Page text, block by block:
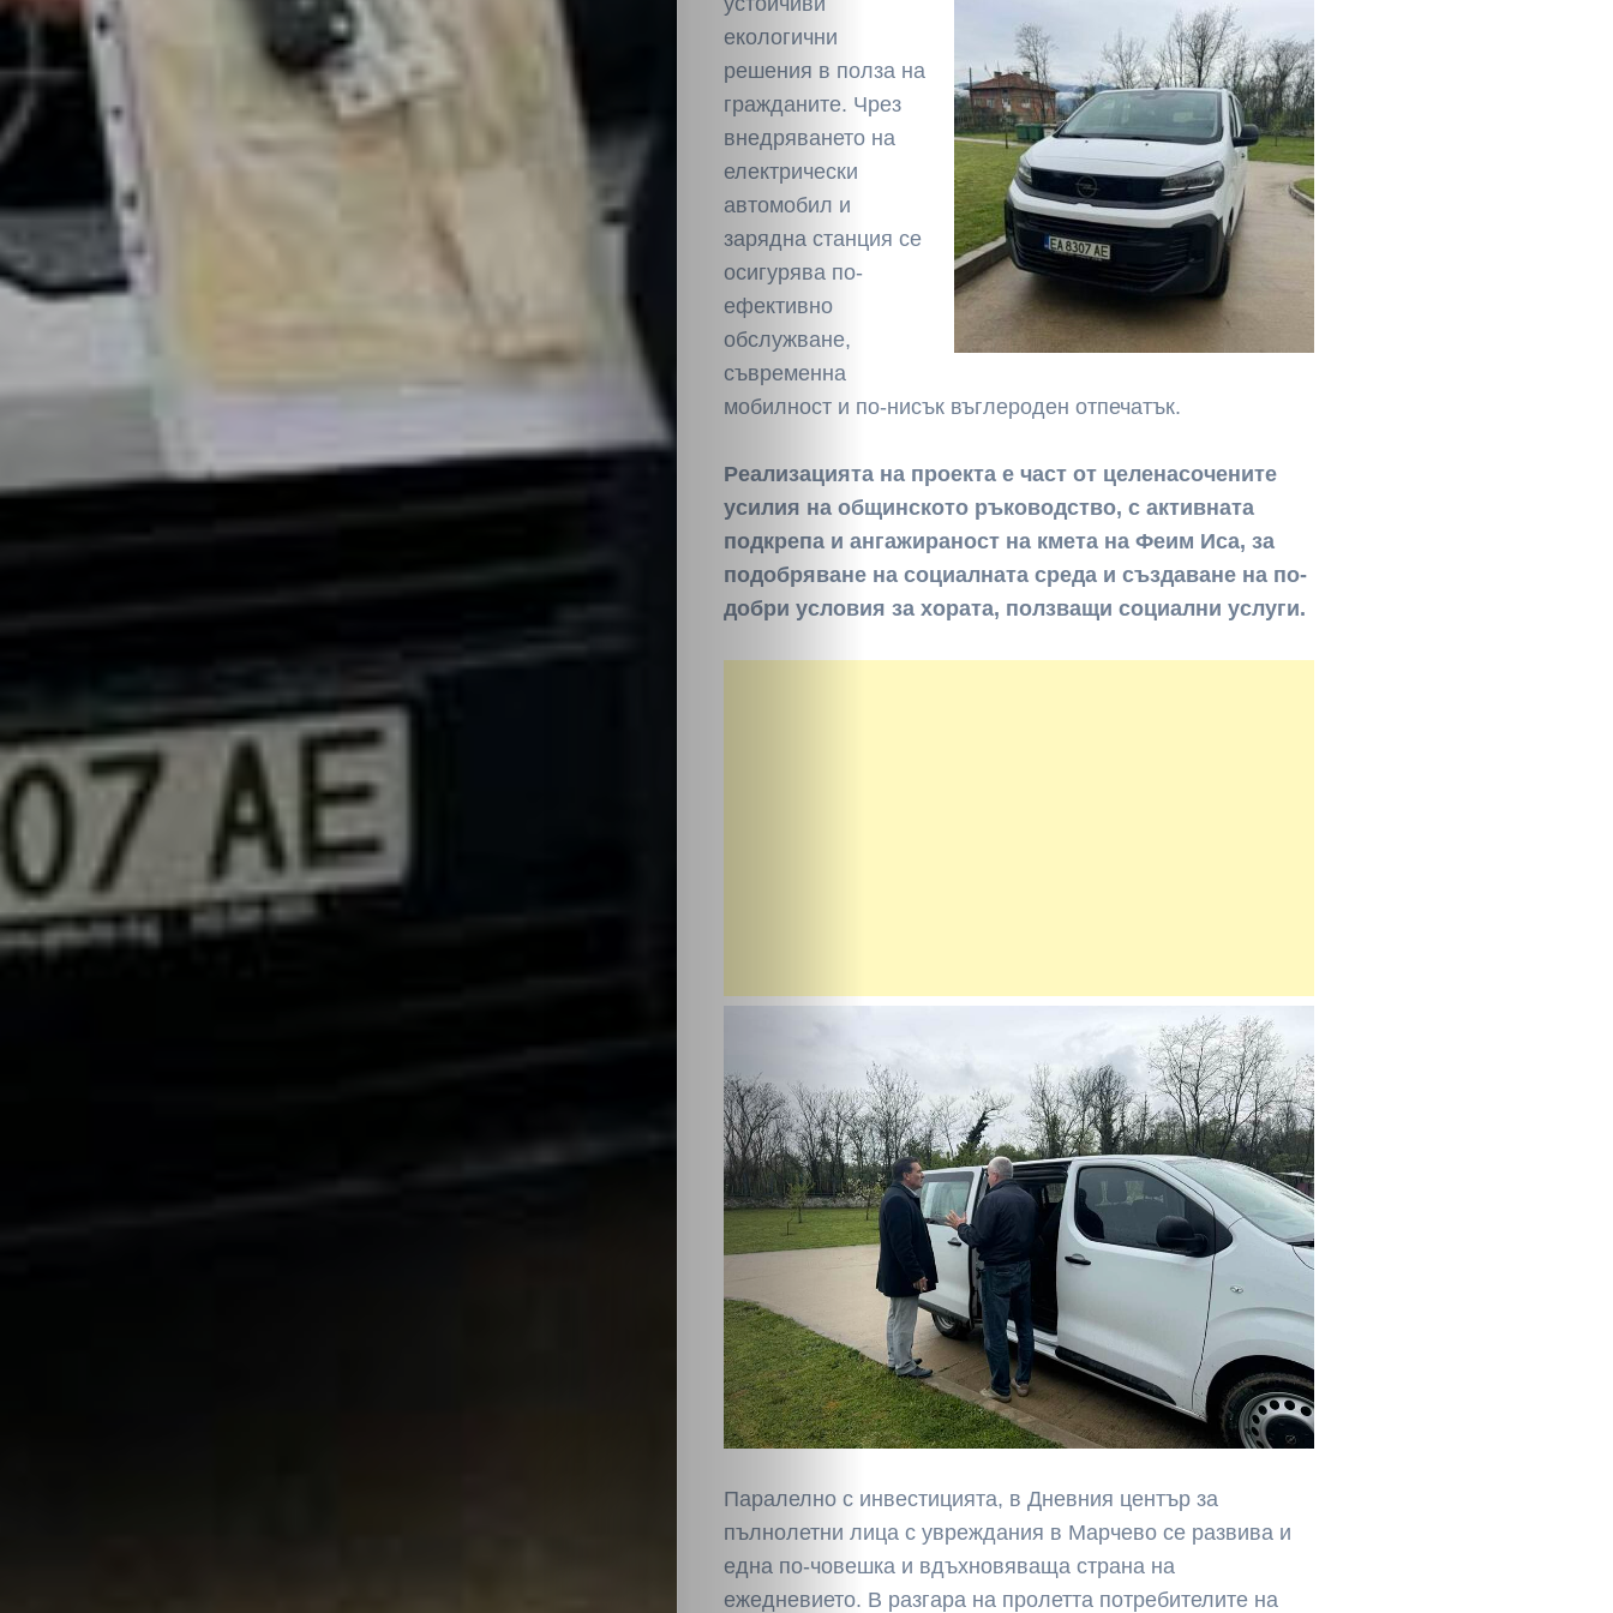
Светско
Крими
Малки
обяви
Таблоид
Новини
екологични
решения в полза на
гражданите. Чрез
внедряването на
електрически
автомобил и
зарядна станция се
осигурява по-
ефективно
обслужване,
съвременна
мобилност и по-нисък въглероден отпечатък.
Реализацията на проекта е част от целенасочените
усилия на общинското ръководство, с активната
подкрепа и ангажираност на кмета на Феим Иса, за
подобряване на социалната среда и създаване на по-
добри условия за хората, ползващи социални услуги.
Паралелно с инвестицията, в Дневния център за
пълнолетни лица с увреждания в Марчево се развива и
една по-човешка и вдъхновяваща страна на
ежедневието. В разгара на пролетта потребителите на